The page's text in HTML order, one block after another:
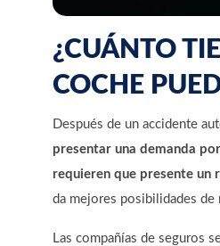
¿CUÁNTO
COCHE
Después de un accidente
presentar una demanda
requieren que presente un
da mejores posibilidades de
Las compañías de seguros